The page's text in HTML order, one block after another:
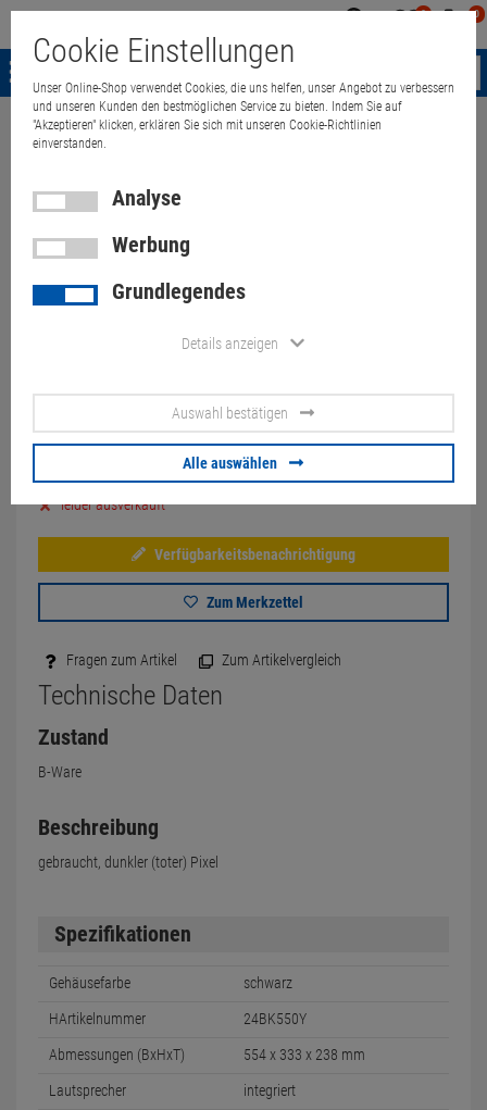
0 0
Menü
Weiter einkaufen
23,8" LG 24BK550Y FHD
Pixelfehler mittig
20,00 €
9,00€
Lagernd:0
leider ausverkauft
Verfügbarkeitsbenachrichtigung
Zum Merkzettel
Fragen zum Artikel Zum Artikelvergleich
Technische Daten
Zustand
B-Ware
Beschreibung
gebraucht, dunkler (toter) Pixel
Spezifikationen
Gehäusefarbe schwarz
HArtikelnummer 24BK550Y
Abmessungen (BxHxT) 554 x 333 x 238 mm
Lautsprecher integriert
Cookie Einstellungen
Unser Online-Shop verwendet Cookies, die uns helfen, unser Angebot zu verbessern
und unseren Kunden den bestmöglichen Service zu bieten. Indem Sie auf
"Akzeptieren" klicken, erklären Sie sich mit unseren Cookie-Richtlinien
einverstanden.
Analyse
Werbung
Grundlegendes
Details anzeigen
Auswahl bestätigen
Alle auswählen